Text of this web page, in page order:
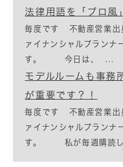
法律用語を「プロ風
毎度です 不動産営業
ァイナンシャルプラン
す。 今日は、 ...
モデルルームも事務
が重要です？！
毎度です 不動産営業
ァイナンシャルプラン
す。 私が毎週購読し